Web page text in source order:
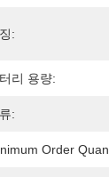
:
리 용량:
:
Order